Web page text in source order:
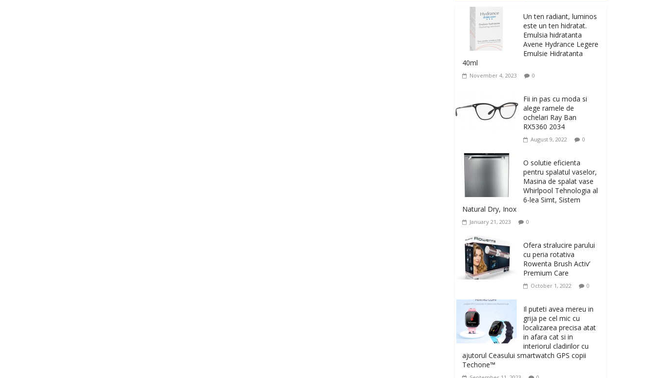
Un ten radiant, luminos
este un ten hidratat.
Emulsia hidratanta
Avene Hydrance Legere
Emulsie Hidratanta
40ml
November 4, 2023 0
Fii in pas cu moda si
alege ramele de
ochelari Ray Ban
RX5360 2034
August 9, 2022 0
O solutie eficienta
pentru spalatul vaselor,
Masina de spalat vase
Whirlpool Tehnologia al
6-lea Simt, Sistem
Natural Dry, Inox
January 21, 2023 0
Ofera stralucire parului
cu peria rotativa
Rowenta Brush Activ’
Premium Care
October 1, 2022 0
Il puteti avea mereu in
grija pe cel mic cu
localizarea precisa atat
in afara cat si in
interiorul cladirilor cu
ajutorul Ceasului smartwatch GPS copii
Techone™